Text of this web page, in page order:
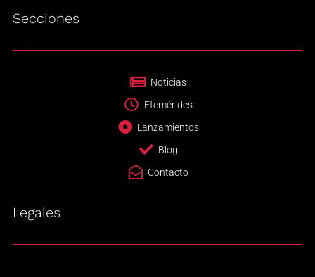
Secciones
Noticias
Efemérides
Lanzamientos
Blog
Contacto
Legales